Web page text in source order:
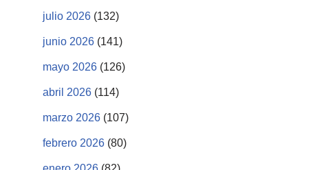
julio 2026 (132)
junio 2026 (141)
mayo 2026 (126)
abril 2026 (114)
marzo 2026 (107)
febrero 2026 (80)